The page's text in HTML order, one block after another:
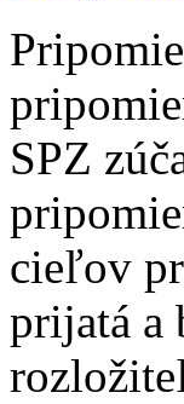
SPZ
cieľov
prijatá a